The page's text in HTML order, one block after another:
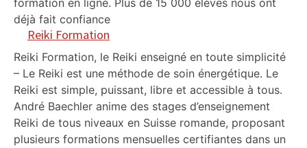
formation en ligne. Plus de 15 000 élèves nous ont
déjà fait confiance
Reiki Formation
Reiki Formation, le Reiki enseigné en toute simplicité
– Le Reiki est une méthode de soin énergétique. Le
Reiki est simple, puissant, libre et accessible à tous.
André Baechler anime des stages d’enseignement
Reiki de tous niveaux en Suisse romande, proposant
plusieurs formations mensuelles certifiantes dans un